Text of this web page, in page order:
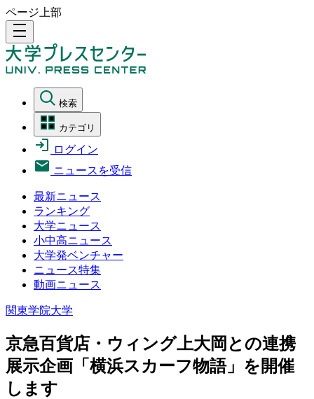
ページ上部
density_medium
検索
カテゴリ
ログイン
ニュースを受信
最新ニュース
ランキング
大学ニュース
小中高ニュース
大学発ベンチャー
ニュース特集
動画ニュース
関東学院大学
京急百貨店・ウィング上大岡との連携
展示企画「横浜スカーフ物語」を開催
します